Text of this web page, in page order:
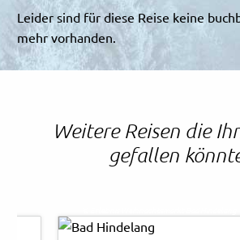
Leider sind für diese Reise keine
mehr vorhanden.
Weitere Reisen die
gefallen